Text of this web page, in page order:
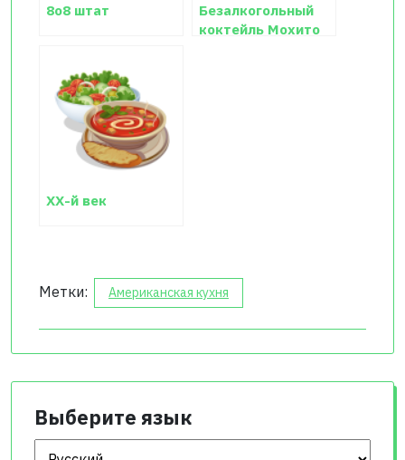
8о8 штат
Безалкогольный
коктейль Мохито
ХХ-й век
Метки: Американская кухня
Выберите язык
Выберите язык